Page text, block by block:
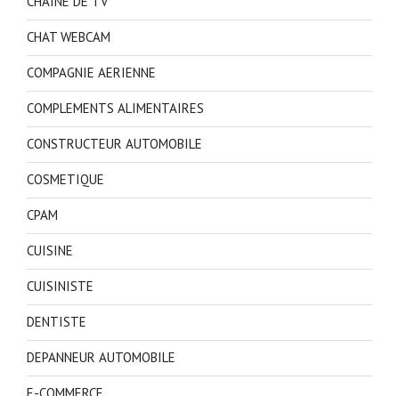
CHAT WEBCAM
COMPAGNIE AERIENNE
COMPLEMENTS ALIMENTAIRES
CONSTRUCTEUR AUTOMOBILE
COSMETIQUE
CPAM
CUISINE
CUISINISTE
DENTISTE
DEPANNEUR AUTOMOBILE